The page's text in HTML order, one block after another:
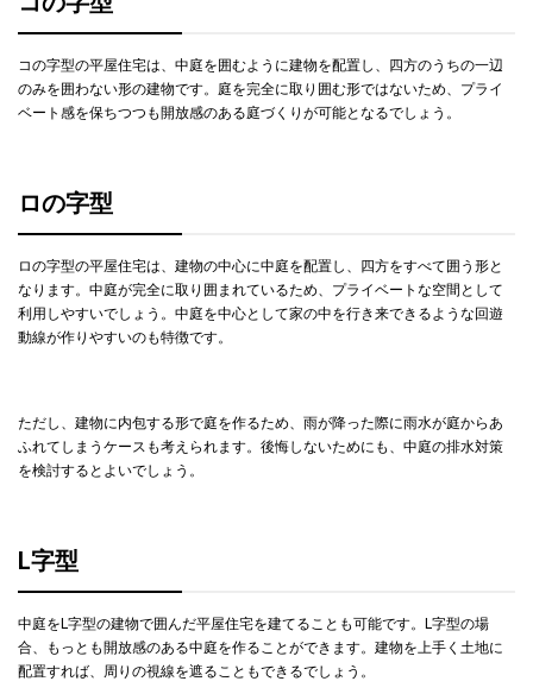
コの字型の平屋住宅は、中庭を囲むように建物を配置し、四方のうちの一辺
のみを囲わない形の建物です。庭を完全に取り囲む形ではないため、プライ
ベート感を保ちつつも開放感のある庭づくりが可能となるでしょう。
ロの字型
ロの字型の平屋住宅は、建物の中心に中庭を配置し、四方をすべて囲う形と
なります。中庭が完全に取り囲まれているため、プライベートな空間として
利用しやすいでしょう。中庭を中心として家の中を行き来できるような回遊
動線が作りやすいのも特徴です。
ただし、建物に内包する形で庭を作るため、雨が降った際に雨水が庭からあ
ふれてしまうケースも考えられます。後悔しないためにも、中庭の排水対策
を検討するとよいでしょう。
L字型
中庭をL字型の建物で囲んだ平屋住宅を建てることも可能です。L字型の場
合、もっとも開放感のある中庭を作ることができます。建物を上手く土地に
配置すれば、周りの視線を遮ることもできるでしょう。